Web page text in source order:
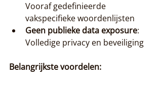
Vooraf gedefinieerde
vakspecifieke woordenlijsten
Geen publieke data exposure:
Volledige privacy en beveiliging
Belangrijkste voordelen: